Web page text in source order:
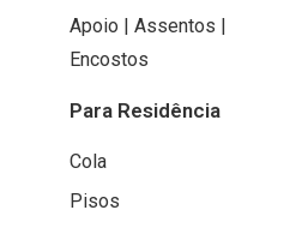
Apoio | Assentos |
Encostos
Para Residência
Cola
Pisos